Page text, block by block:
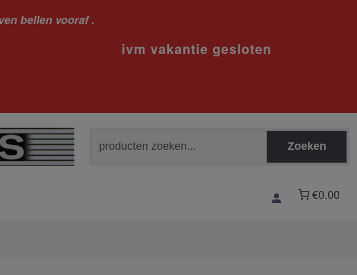
bellen vooraf .
gesloten
naar:
Zoeken
€0.00